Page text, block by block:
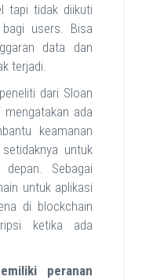
tapi tidak diikuti
users. Bisa
data dan
terjadi.
dari Sloan
ada
keamanan
untuk
Sebagai
untuk aplikasi
di blockchain
ketika ada
peranan